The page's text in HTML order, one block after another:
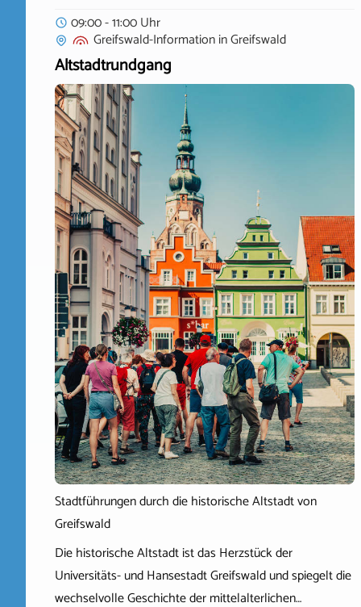
09:00 - 11:00 Uhr
Greifswald-InformationinGreifswald
Altstadtrundgang
Stadtführungen durch die historische Altstadt von
Greifswald
Die historische Altstadt ist das Herzstück der
Universitäts- und Hansestadt Greifswald und spiegelt die
wechselvolle Geschichte der mittelalterlichen…